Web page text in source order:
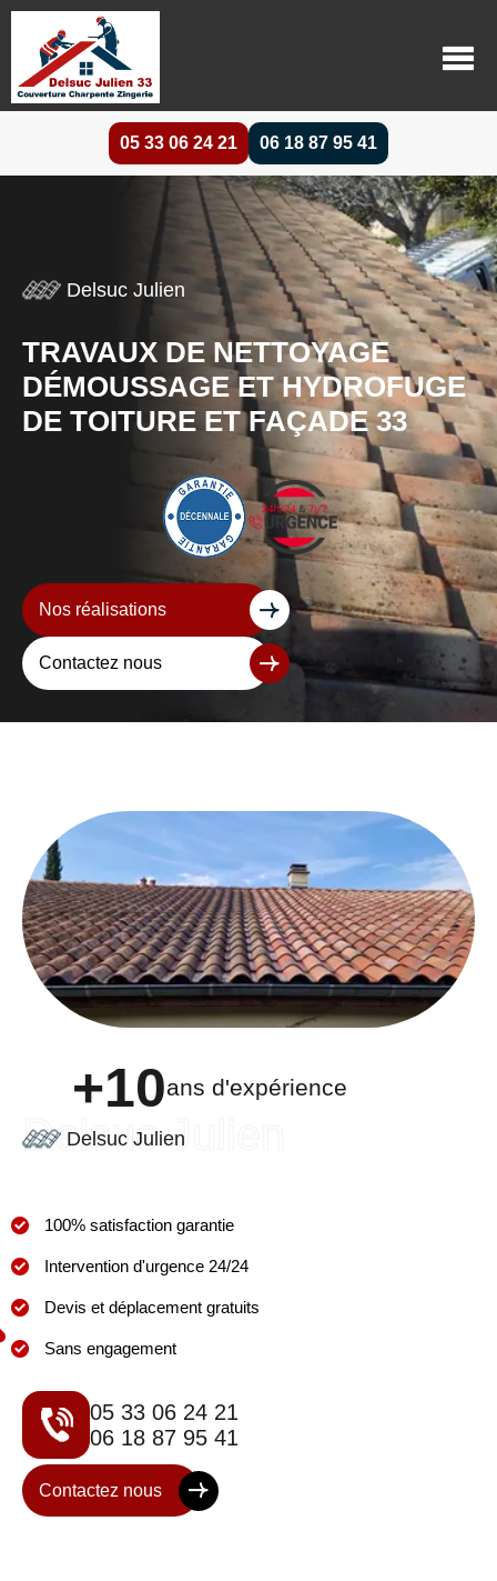
05 33 06 24 21 06 18 87 95 41
Delsuc Julien
TRAVAUX DE NETTOYAGE
DÉMOUSSAGE ET HYDROFUGE
DE TOITURE ET FAÇADE 33
Nos réalisations
Contactez nous
+10ans d'expérience
Delsuc Julien
Delsuc Julien
100% satisfaction garantie
Intervention d'urgence 24/24
Devis et déplacement gratuits
Sans engagement
05 33 06 24 21
06 18 87 95 41
Contactez nous